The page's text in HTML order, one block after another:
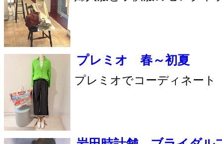
リエベ スーパービューティーコレクシ
2026 春夏コレクション
トレヴィ アロマキャンドル
ボタニカルビーコレクション
ペールデボーテ 介護脱毛
早めに始めましょ